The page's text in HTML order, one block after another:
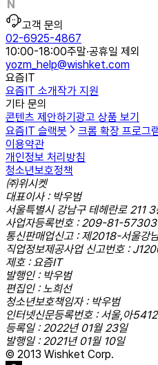
고객 문의
02-6925-4867
10:00-18:00주말·공휴일 제외
yozm_help@wishket.com
요즘IT
요즘IT 소개작가 지원
기타 문의
콘텐츠 제안하기 광고 상품 보기
요즘IT 슬랙봇
크롬 확장 프로그
이용약관
개인정보 처리방침
청소년보호정책
㈜위시켓
대표이사 : 박우범
서울특별시 강남구 테헤란로 211
사업자등록번호 : 209-81-57303
통신판매업신고 : 제2018-서울강
직업정보제공사업 신고번호 :
제호 : 요즘IT
발행인 : 박우범
편집인 : 노희선
청소년보호책임자 : 박우범
인터넷신문등록번호 : 서울,아
등록일 : 2022년 01월 23일
발행일 : 2021년 01월 10일
© 2013 Wishket Corp.